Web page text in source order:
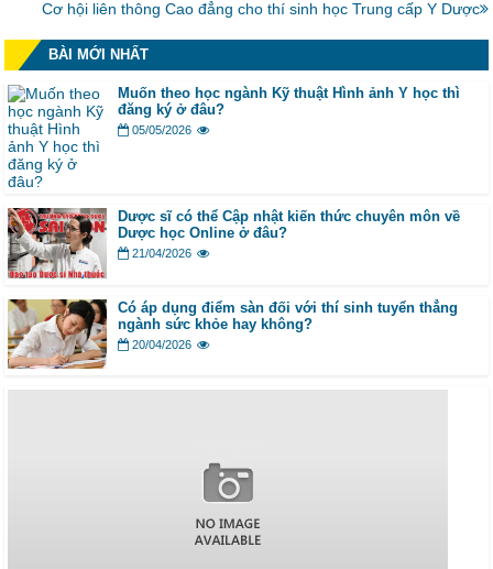
trước:
Bài
Cơ hội liên thông Cao đẳng cho thí sinh học Trung cấp Y Dược
BÀI MỚI NHẤT
Muốn theo học ngành Kỹ thuật Hình ảnh Y học thì
đăng ký ở đâu?
05/05/2026
Dược sĩ có thể Cập nhật kiến thức chuyên môn về
Dược học Online ở đâu?
21/04/2026
Có áp dụng điểm sàn đối với thí sinh tuyển thẳng
ngành sức khỏe hay không?
20/04/2026